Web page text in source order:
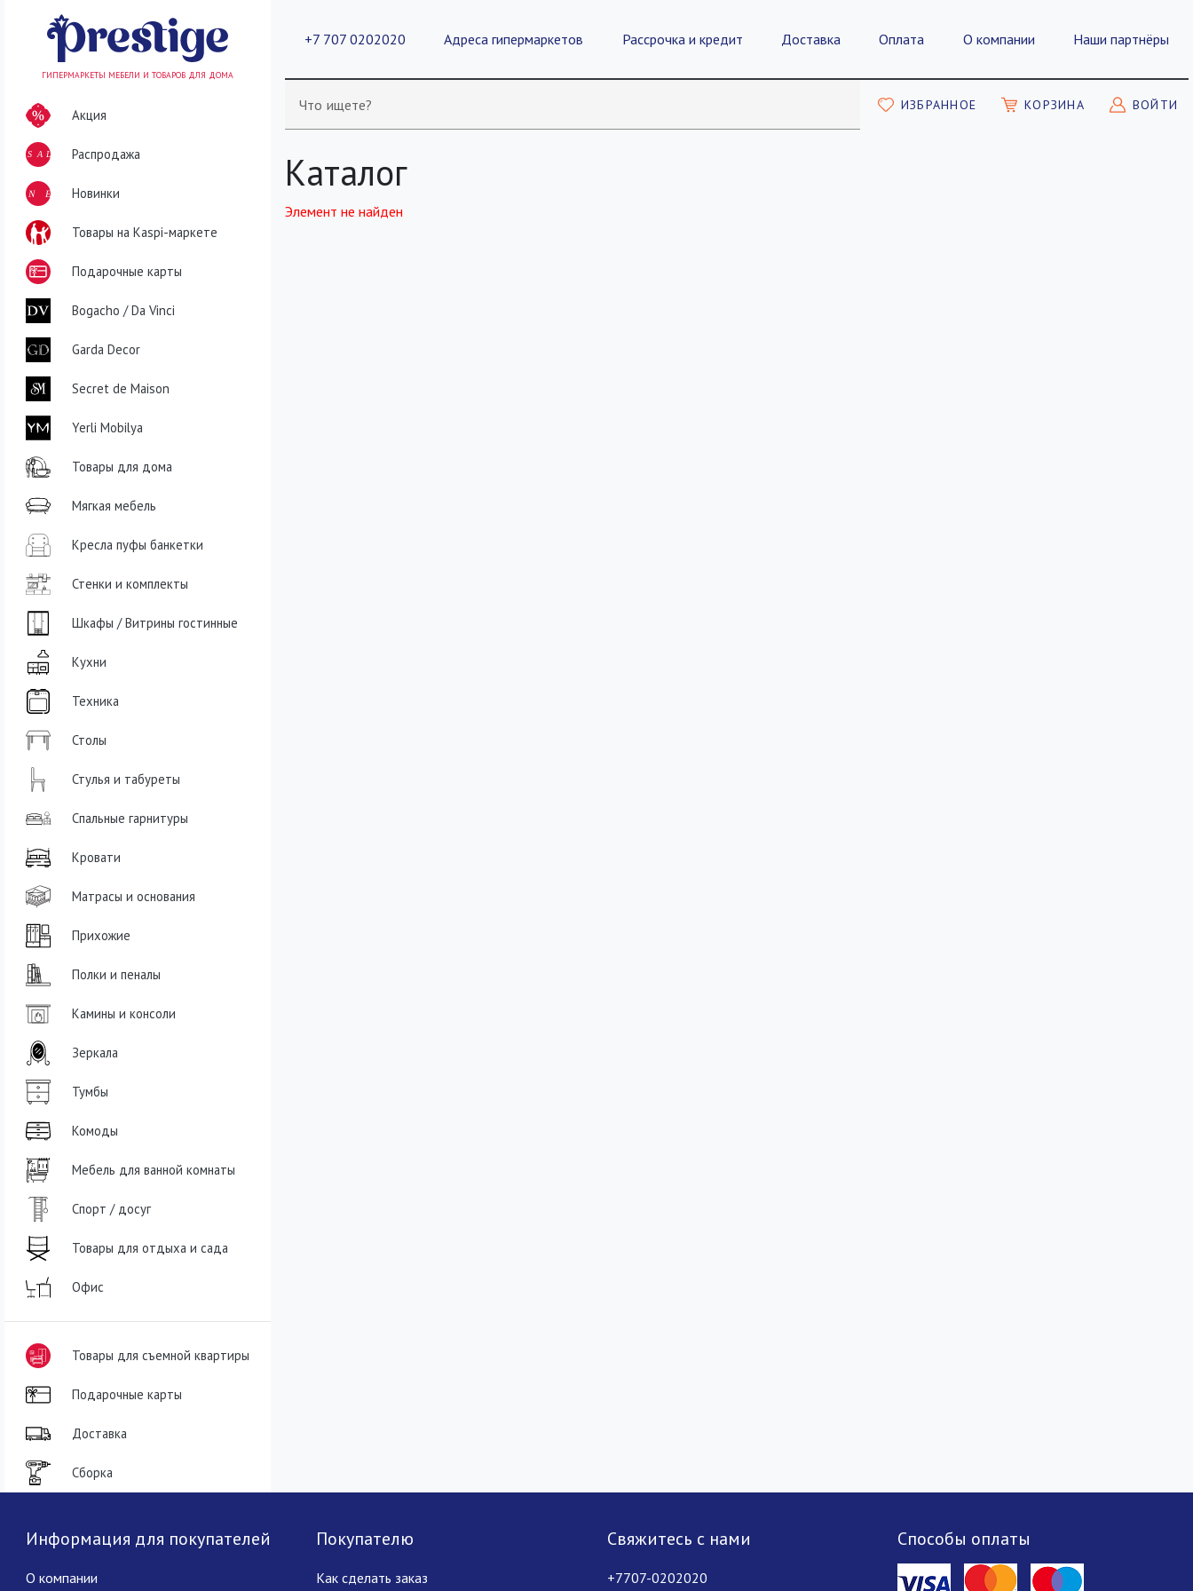
+7 707 0202020 Адреса гипермаркетов Рассрочка и кредит Доставка Оплата О компании Наши партнёры
Что ищете? ИЗБРАННОЕ КОРЗИНА ВОЙТИ
ГИПЕРМАРКЕТЫ МЕБЕЛИ И ТОВАРОВ ДЛЯ ДОМА
Акция
SALE Распродажа
NEWНовинки
Товары на Kaspi-маркете
Подарочные карты
Bogacho / Da Vinci
Garda Decor
Secret de Maison
Yerli Mobilya
Товары для дома
Мягкая мебель
Кресла пуфы банкетки
Стенки и комплекты
Шкафы / Витрины гостинные
Кухни
Техника
Столы
Стулья и табуреты
Спальные гарнитуры
Кровати
Матрасы и основания
Прихожие
Полки и пеналы
Камины и консоли
Зеркала
Тумбы
Комоды
Мебель для ванной комнаты
Спорт / досуг
Товары для отдыха и сада
Офис
Товары для съемной квартиры
Подарочные карты
Доставка
Сборка
Каталог
Элемент не найден
Информация для покупателей
О компании
Покупателю
Как сделать заказ
Свяжитесь с нами
+7707-0202020
Способы оплаты